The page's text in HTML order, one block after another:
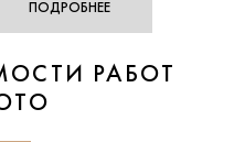
ПОДРОБНЕЕ
РАБОТ